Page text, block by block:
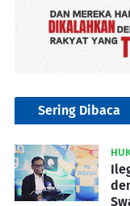
Sering Dibaca